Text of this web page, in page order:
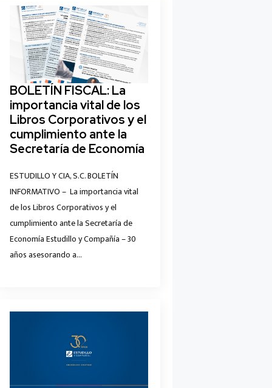
BOLETÍN FISCAL: La
importancia vital de los
Libros Corporativos y el
cumplimiento ante la
Secretaría de Economía
ESTUDILLO Y CIA, S.C. BOLETÍN
INFORMATIVO – La importancia vital
de los Libros Corporativos y el
cumplimiento ante la Secretaría de
Economía Estudillo y Compañía – 30
años asesorando a…